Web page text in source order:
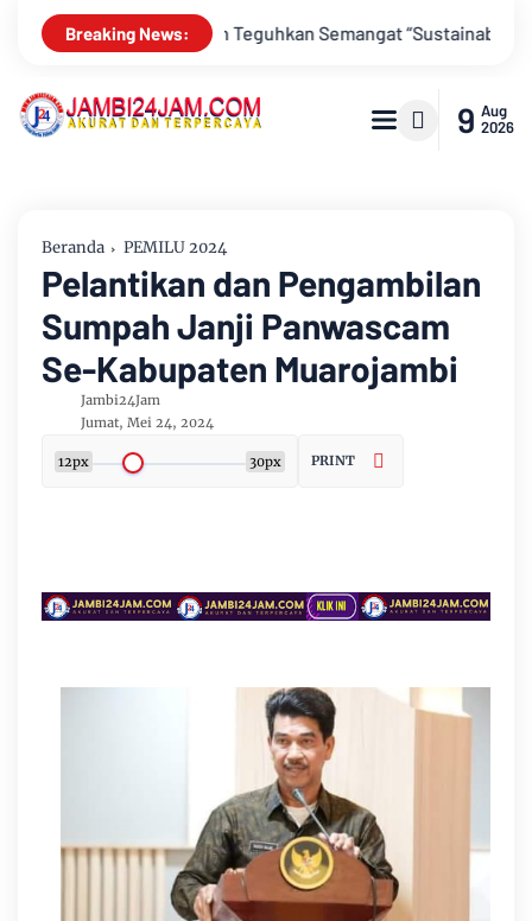
Breaking News:
Growing” Hari Indonesia Menabung Jambi
9 Aug
2026
Beranda PEMILU 2024
Pelantikan dan Pengambilan
Sumpah Janji Panwascam
Se-Kabupaten Muarojambi
Jambi24Jam
Jumat, Mei 24, 2024
12px 30px PRINT